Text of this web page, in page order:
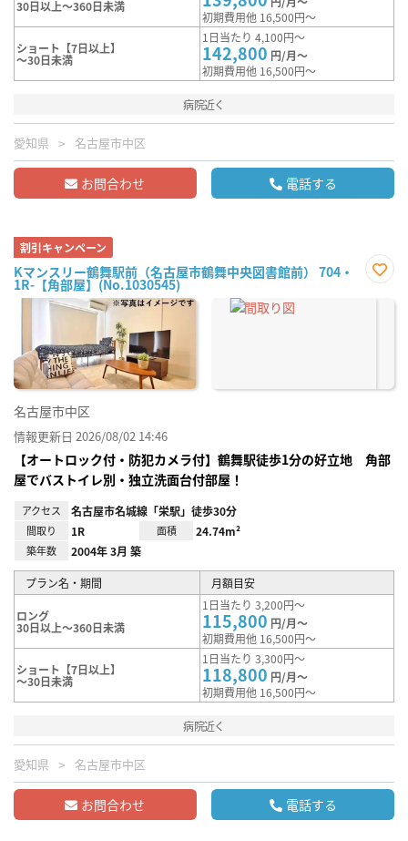
30日以上～360日未満
初期費用他 16,500円～
ショート【7日以上】
～30日未満
1日当たり 4,100円～
142,800 円/月～
初期費用他 16,500円～
病院近く
愛知県 名古屋市中区
お問合わせ 電話する
割引キャンペーン
Kマンスリー鶴舞駅前（名古屋市鶴舞中央図書館前） 704・
1R-【角部屋】(No.1030545)
に入
名古屋市中区
情報更新日 2026/08/02 14:46
【オートロック付・防犯カメラ付】鶴舞駅徒歩1分の好立地 角部
屋でバストイレ別・独立洗面台付部屋！
アクセス 名古屋市名城線「栄駅」徒歩30分
間取り 1R 面積 24.74m²
築年数 2004年 3月 築
プラン名・期間 月額目安
ロング
30日以上～360日未満
1日当たり 3,200円～
115,800 円/月～
初期費用他 16,500円～
ショート【7日以上】
～30日未満
1日当たり 3,300円～
118,800 円/月～
初期費用他 16,500円～
病院近く
愛知県 名古屋市中区
お問合わせ 電話する